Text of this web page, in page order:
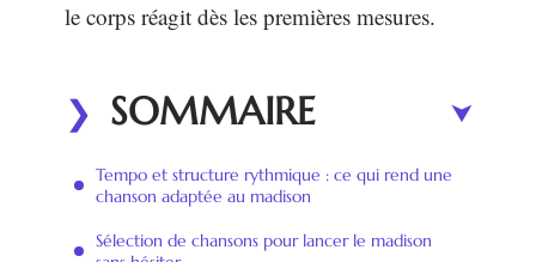
le corps réagit dès les premières mesures.
SOMMAIRE
Tempo et structure rythmique : ce qui rend une
chanson adaptée au madison
Sélection de chansons pour lancer le madison